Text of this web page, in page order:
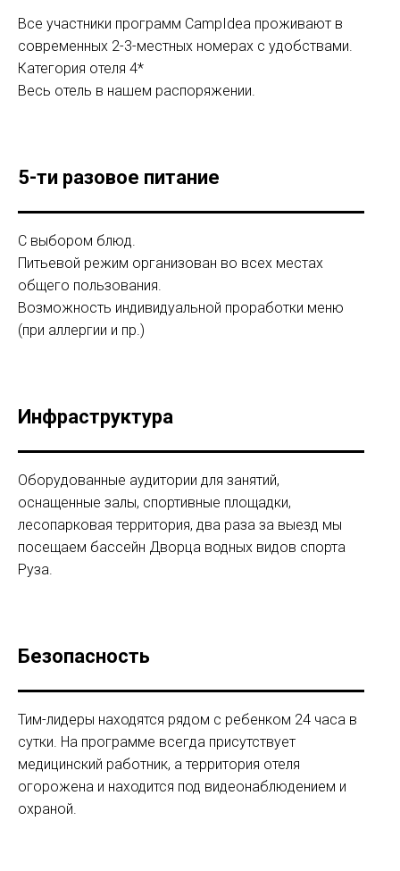
Все участники программ CampIdea проживают в
современных 2-3-местных номерах с удобствами.
Категория отеля 4*
Весь отель в нашем распоряжении.
5-ти разовое питание
С выбором блюд.
Питьевой режим организован во всех местах
общего пользования.
Возможность индивидуальной проработки меню
(при аллергии и пр.)
Инфраструктура
Оборудованные аудитории для занятий,
оснащенные залы, спортивные площадки,
лесопарковая территория, два раза за выезд мы
посещаем бассейн Дворца водных видов спорта
Руза.
Безопасность
Тим-лидеры находятся рядом с ребенком 24 часа в
сутки. На программе всегда присутствует
медицинский работник, а территория отеля
огорожена и находится под видеонаблюдением и
охраной.